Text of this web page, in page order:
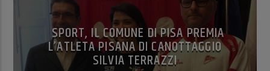
SPORT, IL COMUNE DI PISA PREMIA
L’ATLETA PISANA DI CANOTTAGGIO
SILVIA TERRAZZI